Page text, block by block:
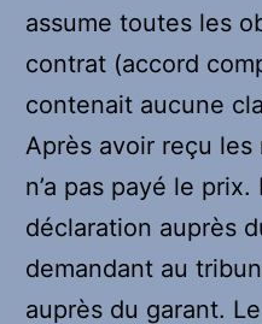
assume toutes les
contrat (accord
contenait aucune
Après avoir reçu les
n’a pas payé le
déclaration auprès
demandant au
auprès du garant.